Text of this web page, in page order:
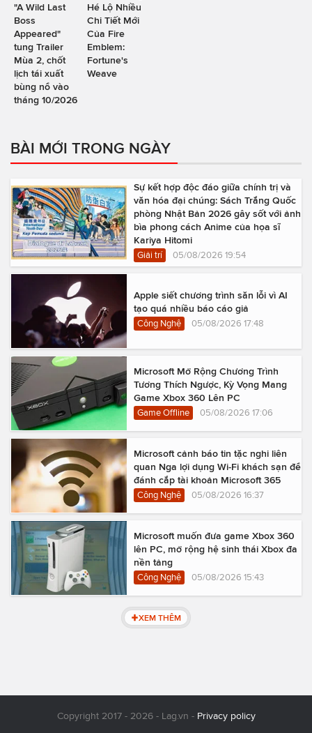
"A Wild Last
Boss
Appeared"
tung Trailer
Mùa 2, chốt
lịch tái xuất
bùng nổ vào
tháng 10/2026
Hé Lộ Nhiều
Chi Tiết Mới
Của Fire
Emblem:
Fortune's
Weave
BÀI MỚI TRONG NGÀY
Sự kết hợp độc đáo giữa chính trị và
văn hóa đại chúng: Sách Trắng Quốc
phòng Nhật Bản 2026 gây sốt với ảnh
bìa phong cách Anime của họa sĩ
Kariya Hitomi
Giải trí 05/08/2026 19:54
Apple siết chương trình săn lỗi vì AI
tạo quá nhiều báo cáo giả
Công Nghệ 05/08/2026 17:48
Microsoft Mở Rộng Chương Trình
Tương Thích Ngược, Kỳ Vọng Mang
Game Xbox 360 Lên PC
Game Offline 05/08/2026 17:06
Microsoft cảnh báo tin tặc nghi liên
quan Nga lợi dụng Wi-Fi khách sạn để
đánh cắp tài khoản Microsoft 365
Công Nghệ 05/08/2026 16:37
Microsoft muốn đưa game Xbox 360
lên PC, mở rộng hệ sinh thái Xbox đa
nền tảng
Công Nghệ 05/08/2026 15:43
XEM THÊM
Copyright 2017 - 2026 - Lag.vn - Privacy policy